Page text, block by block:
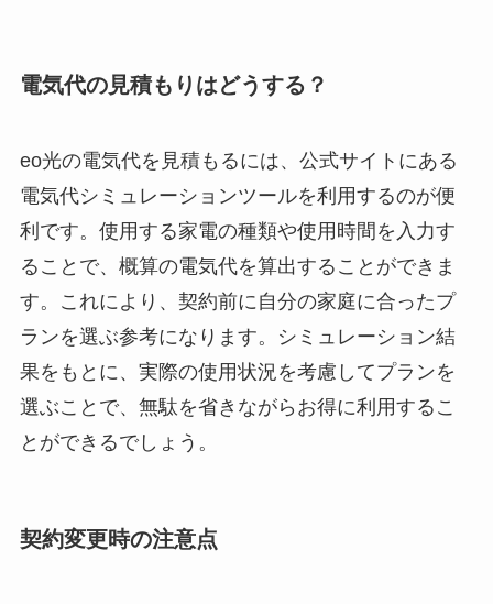
電気代の見積もりはどうする？
eo光の電気代を見積もるには、公式サイトにある
電気代シミュレーションツールを利用するのが便
利です。使用する家電の種類や使用時間を入力す
ることで、概算の電気代を算出することができま
す。これにより、契約前に自分の家庭に合ったプ
ランを選ぶ参考になります。シミュレーション結
果をもとに、実際の使用状況を考慮してプランを
選ぶことで、無駄を省きながらお得に利用するこ
とができるでしょう。
契約変更時の注意点